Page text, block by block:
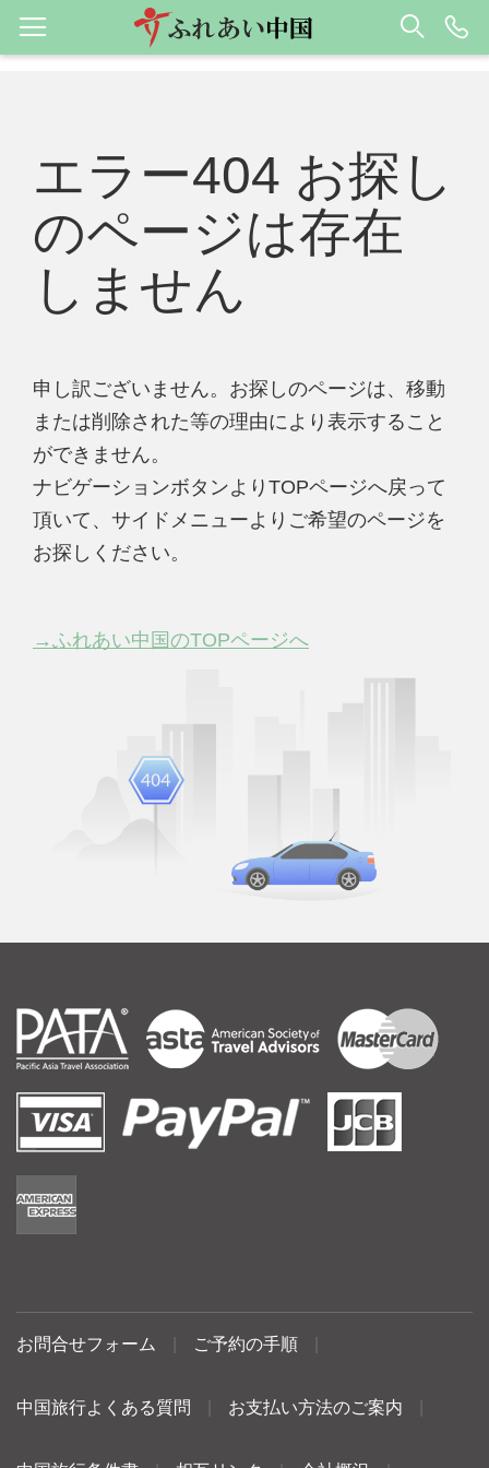
エラー404 お探し
のページは存在
しません
申し訳ございません。お探しのページは、移動
または削除された等の理由により表示すること
ができません。
ナビゲーションボタンよりTOPページへ戻って
頂いて、サイドメニューよりご希望のページを
お探しください。
→ふれあい中国のTOPページへ
お問合せフォーム ご予約の手順
中国旅行よくある質問 お支払い方法のご案内